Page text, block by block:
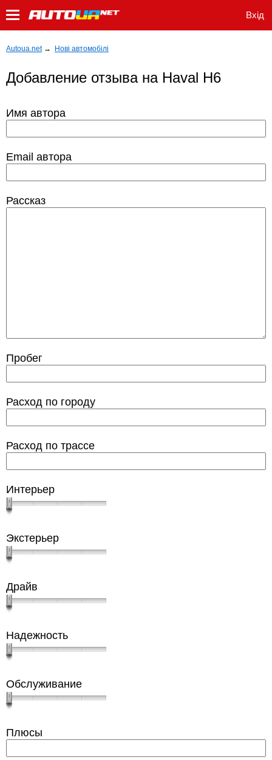
Вхід
Autoua.net → Нові автомобілі
Добавление отзыва на Haval H6
Имя автора
Email автора
Рассказ
Пробег
Расход по городу
Расход по трассе
Интерьер
Экстерьер
Драйв
Надежность
Обслуживание
Плюсы